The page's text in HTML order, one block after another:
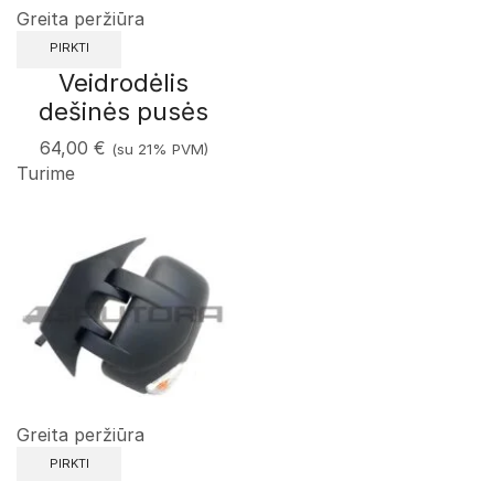
Greita peržiūra
PIRKTI
Veidrodėlis
dešinės pusės
64,00 € (su 21% PVM)
Turime
Greita peržiūra
PIRKTI